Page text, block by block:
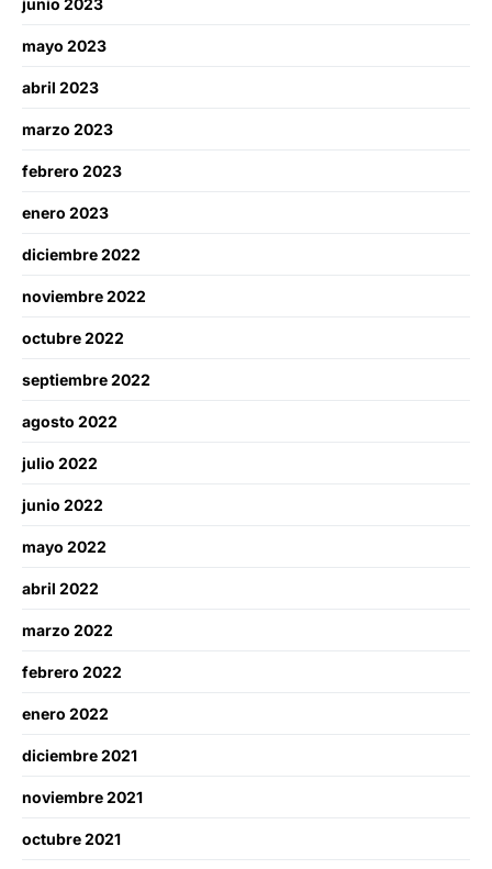
mayo 2023
abril 2023
marzo 2023
febrero 2023
enero 2023
diciembre 2022
noviembre 2022
octubre 2022
septiembre 2022
agosto 2022
julio 2022
junio 2022
mayo 2022
abril 2022
marzo 2022
febrero 2022
enero 2022
diciembre 2021
noviembre 2021
octubre 2021